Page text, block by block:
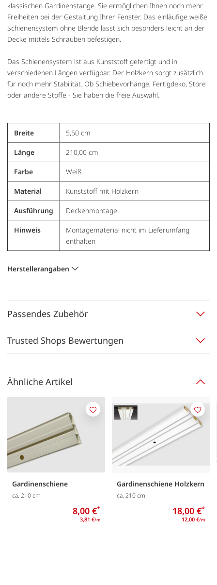
klassischen Gardinenstange. Sie ermöglichen Ihnen noch mehr
Freiheiten bei der Gestaltung Ihrer Fenster. Das einläufige weiße
Schienensystem ohne Blende lässt sich besonders leicht an der
Decke mittels Schrauben befestigen.
Das Schienensystem ist aus Kunststoff gefertigt und in
verschiedenen Längen verfügbar. Der Holzkern sorgt zusätzlich
für noch mehr Stabilität. Ob Schiebevorhänge, Fertigdeko, Store
oder andere Stoffe - Sie haben die freie Auswahl.
Breite 5,50 cm
Länge 210,00 cm
Farbe Weiß
Material Kunststoff mit Holzkern
Ausführung Deckenmontage
Hinweis
Montagematerial nicht im Lieferumfang
enthalten
Herstellerangaben
Passendes Zubehör
Trusted Shops Bewertungen
Ähnliche Artikel
Gardinenschiene
ca. 210 cm
8,00 €*
3,81 €/m
Merken
Gardinenschiene Holzkern
ca. 210 cm
18,00 €*
12,00 €/m